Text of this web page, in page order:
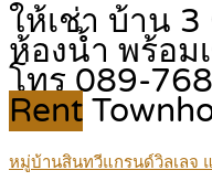
ให้เช่า บ้าน
ห้องน้ำ พร้อม
โทร 089-
Rent
หมู่บ้านสินทวีแกรนด์วิลเลจ